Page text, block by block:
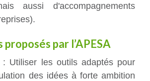
aussi d'accompagnements
proposés par l’APESA
: Utiliser les outils adaptés pour
des idées à forte ambition